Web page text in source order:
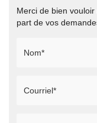
Merci de bien
part de vos